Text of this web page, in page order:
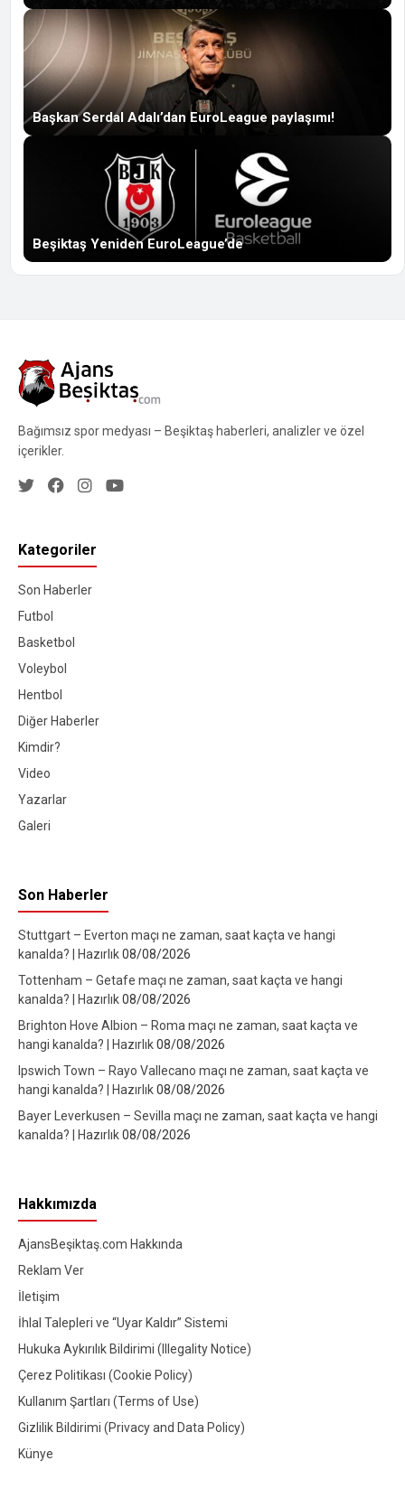
Başkan Serdal Adalı’dan EuroLeague paylaşımı!
Beşiktaş Yeniden EuroLeague’de
Bağımsız spor medyası – Beşiktaş haberleri, analizler ve özel
içerikler.
Kategoriler
Son Haberler
Futbol
Basketbol
Voleybol
Hentbol
Diğer Haberler
Kimdir?
Video
Yazarlar
Galeri
Son Haberler
Stuttgart – Everton maçı ne zaman, saat kaçta ve hangi
kanalda? | Hazırlık08/08/2026
Tottenham – Getafe maçı ne zaman, saat kaçta ve hangi
kanalda? | Hazırlık08/08/2026
Brighton Hove Albion – Roma maçı ne zaman, saat kaçta ve
hangi kanalda? | Hazırlık08/08/2026
Ipswich Town – Rayo Vallecano maçı ne zaman, saat kaçta ve
hangi kanalda? | Hazırlık08/08/2026
Bayer Leverkusen – Sevilla maçı ne zaman, saat kaçta ve hangi
kanalda? | Hazırlık08/08/2026
Hakkımızda
AjansBeşiktaş.com Hakkında
Reklam Ver
İletişim
İhlal Talepleri ve “Uyar Kaldır” Sistemi
Hukuka Aykırılık Bildirimi (Illegality Notice)
Çerez Politikası (Cookie Policy)
Kullanım Şartları (Terms of Use)
Gizlilik Bildirimi (Privacy and Data Policy)
Künye